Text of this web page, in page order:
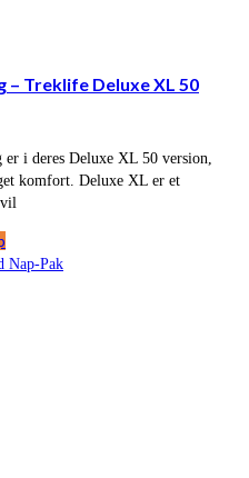
Treklife Deluxe XL 50
i deres Deluxe XL 50 version,
komfort. Deluxe XL er et